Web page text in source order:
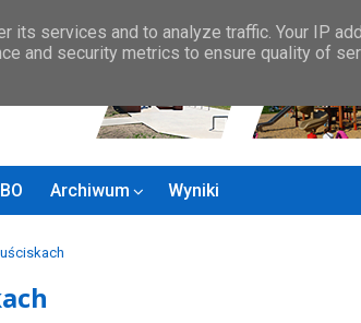
Archiwum Wyniki
services and to analyze traffic. Your IP
and security metrics to ensure quality of